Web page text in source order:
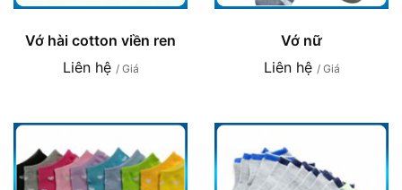
Vớ hài cotton viền ren
Liên hệ / Giá
Vớ nữ
Liên hệ / Giá